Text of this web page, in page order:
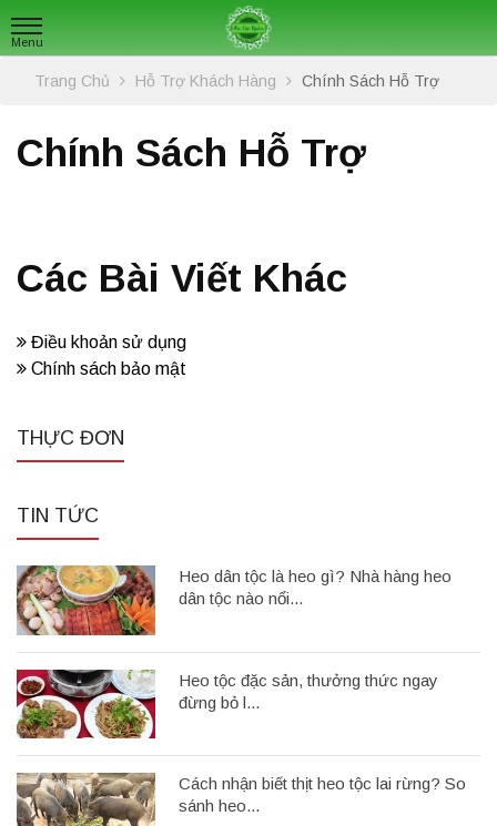
Trang Chủ Hỗ Trợ Khách Hàng Chính Sách Hỗ Trợ
Chính Sách Hỗ Trợ
Các Bài Viết Khác
Điều khoản sử dụng
Chính sách bảo mật
THỰC ĐƠN
TIN TỨC
Heo dân tộc là heo gì? Nhà hàng heo
dân tộc nào nổi...
Heo tộc đặc sản, thưởng thức ngay
đừng bỏ l...
Cách nhận biết thịt heo tộc lai rừng? So
sánh heo...